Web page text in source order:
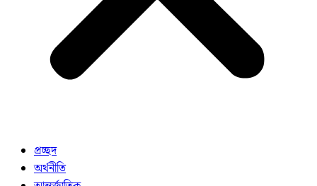
প্রচ্ছদ
অর্থনীতি